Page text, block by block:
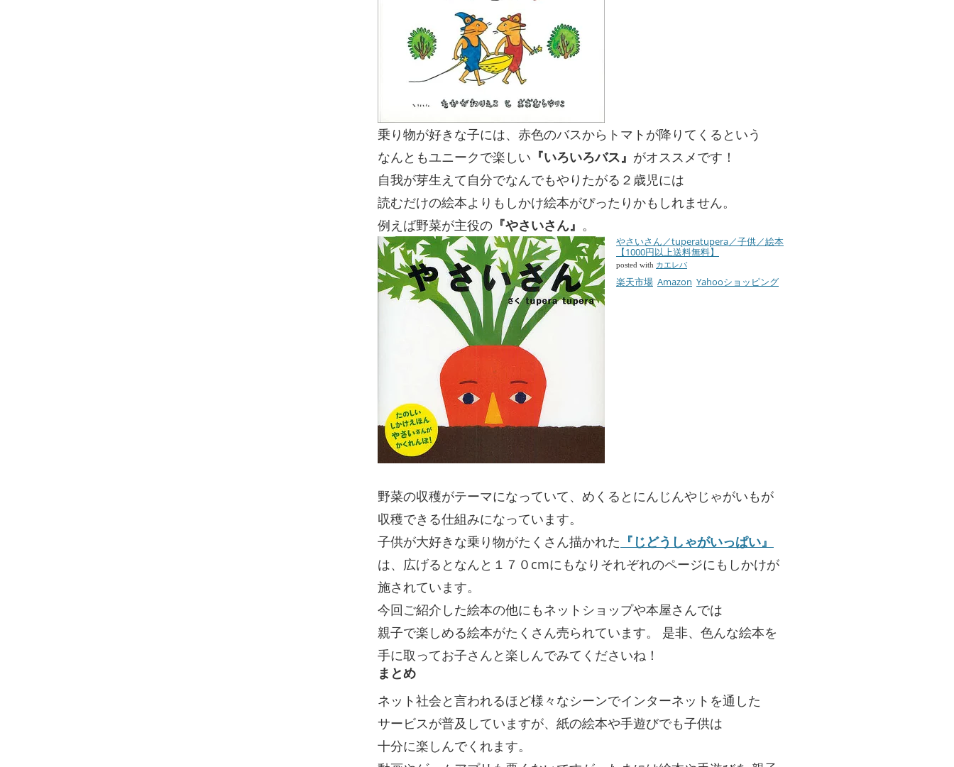
乗り物が好きな子には、赤色のバスからトマトが降りてくるという
なんともユニークで楽しい 『いろいろバス』 がオススメです！
自我が芽生えて自分でなんでもやりたがる２歳児には
読むだけの絵本よりもしかけ絵本がぴったりかもしれません。
例えば野菜が主役の 『やさいさん』 。
やさいさん／tuperatupera／子供／絵本
【1000円以上送料無料】
posted with カエレバ
楽天市場 Amazon Yahooショッピング
野菜の収穫がテーマになっていて、めくるとにんじんやじゃがいもが
収穫できる仕組みになっています。
子供が大好きな乗り物がたくさん描かれた 『じどうしゃがいっぱい』
は、広げるとなんと１７０cmにもなりそれぞれのページにもしかけが
施されています。
今回ご紹介した絵本の他にもネットショップや本屋さんでは
親子で楽しめる絵本がたくさん売られています。 是非、色んな絵本を
手に取ってお子さんと楽しんでみてくださいね！
まとめ
ネット社会と言われるほど様々なシーンでインターネットを通した
サービスが普及していますが、紙の絵本や手遊びでも子供は
十分に楽しんでくれます。